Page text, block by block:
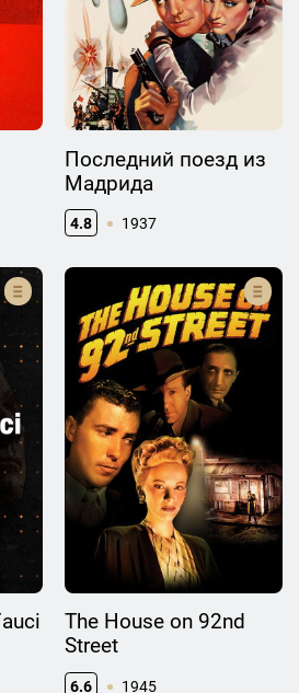
Последний поезд из
Мадрида
4.8 1937
The House on 92nd
Street
6.6 1945